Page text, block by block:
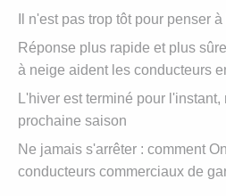
Il n'est pas trop tôt pour penser
Réponse plus rapide et plus
à neige aident les conducteurs
L'hiver est terminé pour
prochaine saison
Ne jamais s'arrêter : comment
conducteurs commerciaux de